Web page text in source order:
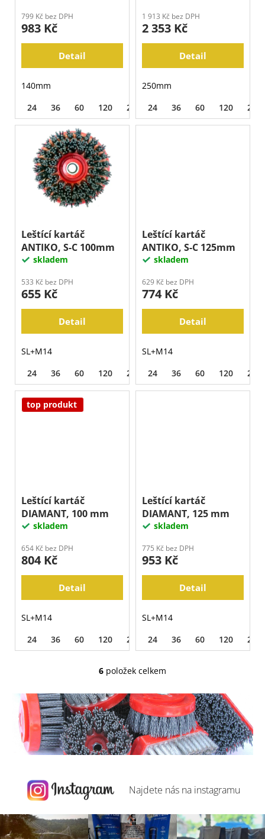
799 Kč bez DPH
983 Kč
Detail
140mm
24
36 60 120 220 320 500
1 913 Kč bez DPH
2 353 Kč
Detail
250mm
24
36 60 120 240
Leštící kartáč
ANTIKO, S-C 100mm
skladem
533 Kč bez DPH
655 Kč
Detail
SL+M14
24
36 60 120 220 320 500
Leštící kartáč
ANTIKO, S-C 125mm
skladem
629 Kč bez DPH
774 Kč
Detail
SL+M14
24
36 60 120 220
top produkt
Leštící kartáč
DIAMANT, 100 mm
skladem
654 Kč bez DPH
804 Kč
Detail
SL+M14
24
36 60 120 220 320 500
Leštící kartáč
DIAMANT, 125 mm
skladem
775 Kč bez DPH
953 Kč
Detail
SL+M14
24
36 60 120 220
O
l
á
d
a
c
r
k
y
6 položek celkem
Najdete nás na instagramu